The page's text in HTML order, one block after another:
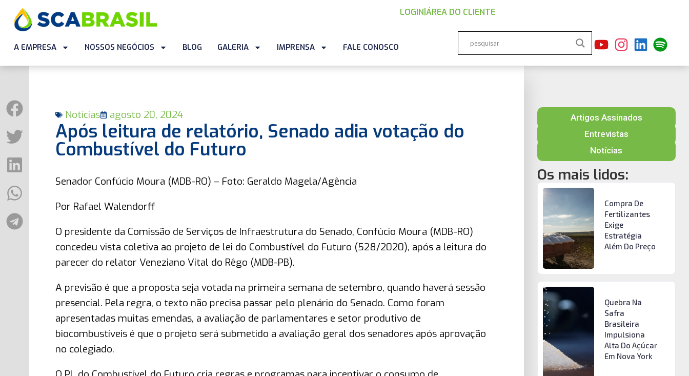
LOGIN |ÁREA DO CLIENTE
A EMPRESA NOSSOS NEGÓCIOS BLOG GALERIA IMPRENSA FALE CONOSCO
Notícias agosto 20, 2024
Após leitura de relatório, Senado adia votação do
Combustível do Futuro
Senador Confúcio Moura (MDB-RO) – Foto: Geraldo Magela/Agência
Por Rafael Walendorff
O presidente da Comissão de Serviços de Infraestrutura do Senado, Confúcio Moura (MDB-RO)
concedeu vista coletiva ao projeto de lei do Combustível do Futuro (528/2020), após a leitura do
parecer do relator Veneziano Vital do Rêgo (MDB-PB).
A previsão é que a proposta seja votada na primeira semana de setembro, quando haverá sessão
presencial. Pela regra, o texto não precisa passar pelo plenário do Senado. Como foram
apresentadas muitas emendas, a avaliação de parlamentares e setor produtivo de
biocombustíveis é que o projeto será submetido a avaliação geral dos senadores após aprovação
no colegiado.
Artigos Assinados
Entrevistas
Notícias
Os mais lidos:
Compra De
Fertilizantes
Exige
Estratégia
Além Do Preço
Quebra Na
Safra
Brasileira
Impulsiona
Alta Do Açúcar
Em Nova York